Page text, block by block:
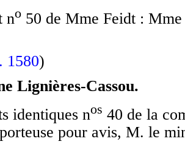
no 50 de Mme Feidt :
1580)
Lignières-Cassou.
identiques nos 40 de la
pour avis, M. le